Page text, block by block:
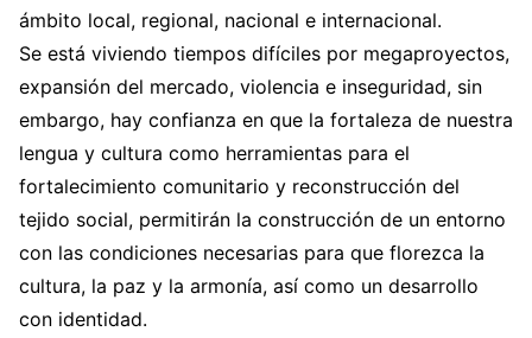
ámbito local, regional, nacional e internacional.
Se está viviendo tiempos difíciles por megaproyectos,
expansión del mercado, violencia e inseguridad, sin
embargo, hay confianza en que la fortaleza de nuestra
lengua y cultura como herramientas para el
fortalecimiento comunitario y reconstrucción del
tejido social, permitirán la construcción de un entorno
con las condiciones necesarias para que florezca la
cultura, la paz y la armonía, así como un desarrollo
con identidad.